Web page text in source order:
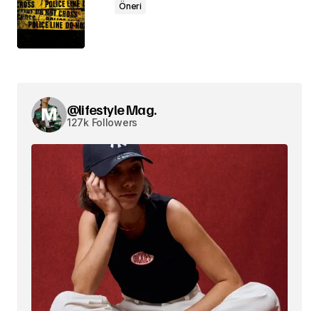
Öneri
@lifestyle Mag.
127k Followers